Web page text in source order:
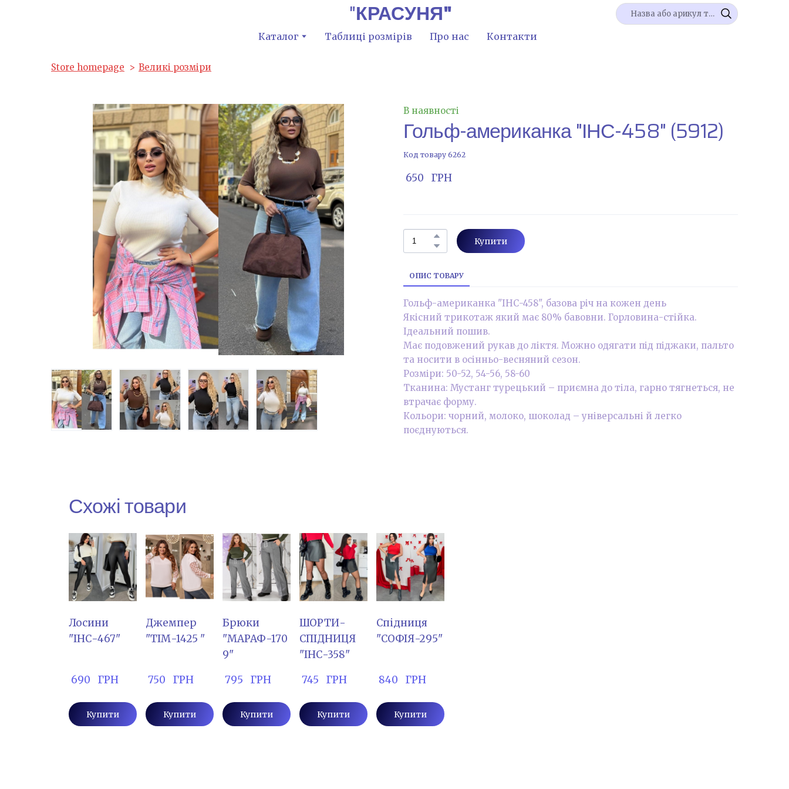
"КРАСУНЯ"
Каталог Таблиці розмірів Про нас Контакти
Store homepage Великі розміри
В наявності
Гольф-американка "ІНС-458" (5912)
Код товару 6262
650   ГРН
Купити
ОПИС ТОВАРУ
Гольф-американка "ІНС-458", базова річ на кожен день
Якісний трикотаж який має 80% бавовни. Горловина-стійка.
Ідеальний пошив.
Має подовжений рукав до ліктя. Можно одягати під піджаки, пальто
та носити в осінньо-весняний сезон.
Розміри: 50-52, 54-56, 58-60
Тканина: Мустанг турецький – приємна до тіла, гарно тягнеться, не
втрачає форму.
Кольори: чорний, молоко, шоколад – універсальні й легко
поєднуються.
Схожі товари
Лосини
"ІНС-467"
690   ГРН
Купити
Джемпер
"ТІМ-1425 "
750   ГРН
Купити
Брюки
"МАРАФ-170
9"
795   ГРН
Купити
ШОРТИ-
СПІДНИЦЯ
"ІНС-358"
745   ГРН
Купити
Спідниця
"СОФІЯ-295"
840   ГРН
Купити